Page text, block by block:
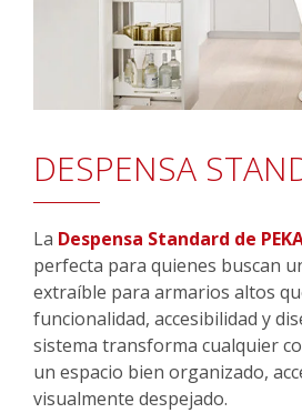
DESPENSA
La Despensa Standard de
perfecta para quienes buscan
extraíble para armarios altos
funcionalidad, accesibilidad y
sistema transforma cualquier
un espacio bien organizado,
visualmente despejado.